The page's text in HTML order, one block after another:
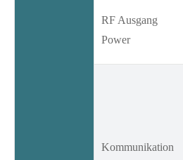
RF Ausgang
Power
Kommunikation